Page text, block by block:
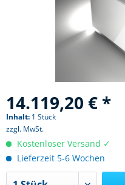
14.119,20 € *
Inhalt: 1 Stück
zzgl. MwSt.
Kostenloser Versand ✓
Lieferzeit 5-6 Wochen